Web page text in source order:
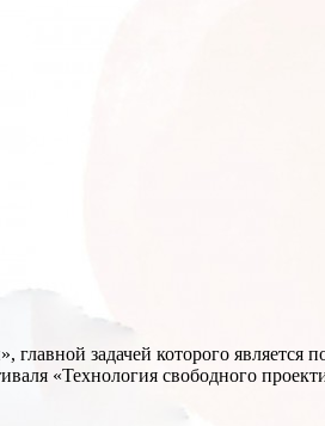
задачей которого является
«Технология свободного